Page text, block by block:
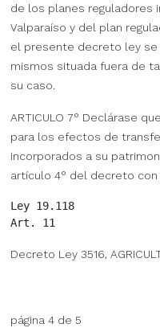
de los planes reguladores
Valparaíso y del plan
el presente decreto ley
mismos situada fuera de
su caso.
ARTICULO 7° Declárase
para los efectos de
incorporados a su
artículo 4° del decreto con
Ley 19.118
Decreto Ley 3516,
página 4 de 5